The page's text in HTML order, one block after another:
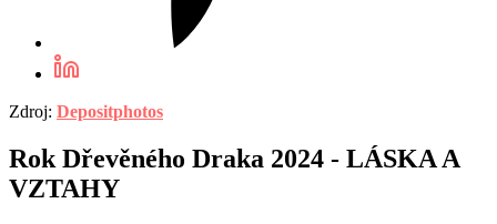
Zdroj: Depositphotos
Rok Dřevěného Draka 2024 - LÁSKA A
VZTAHY